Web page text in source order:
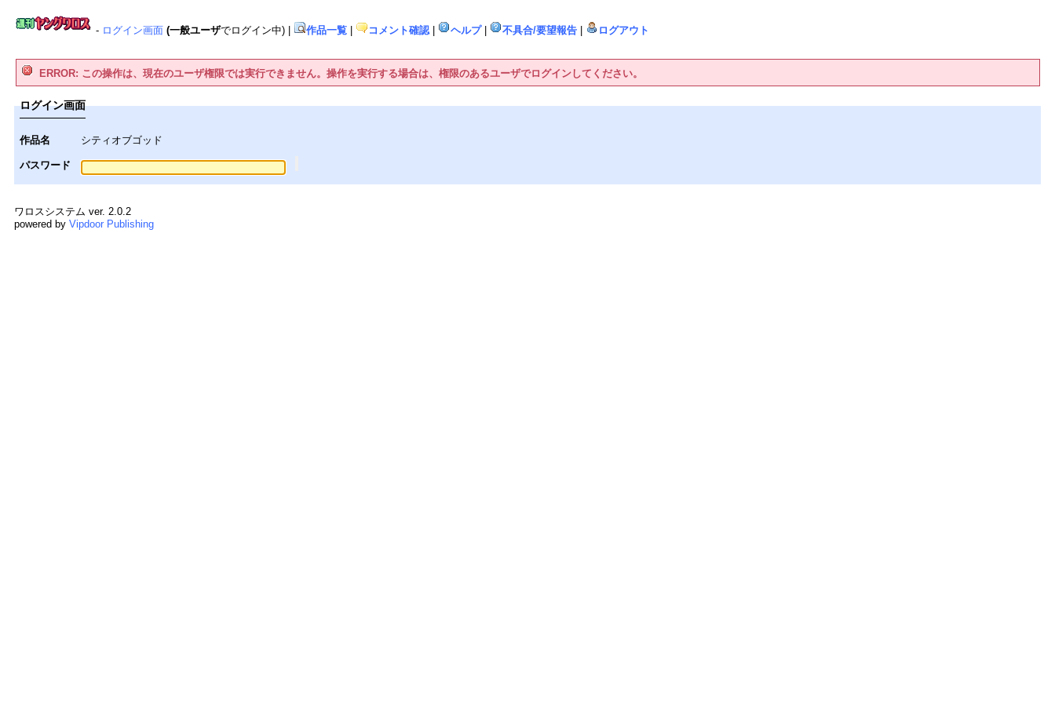
- ログイン画面 (一般ユーザでログイン中) 作品一覧 コメント確認| ヘルプ| 不具合/要望報告 ログアウト
ERROR: この操作は、現在のユーザ権限では実行できません。操作を実行する場合は、権限のあるユーザでログインしてください。
ログイン画面
作品名 シティオブゴッド
パスワード
ワロスシステム ver. 2.0.2
powered byVipdoor Publishing